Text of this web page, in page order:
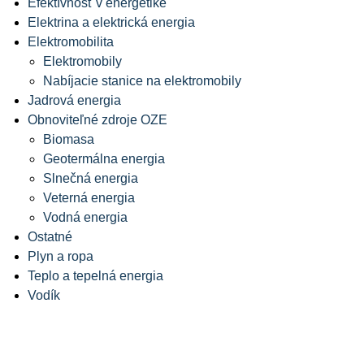
Elektrina a elektrická energia
Elektromobilita
Elektromobily
Nabíjacie stanice na elektromobily
Jadrová energia
Obnoviteľné zdroje OZE
Biomasa
Geotermálna energia
Slnečná energia
Veterná energia
Vodná energia
Ostatné
Plyn a ropa
Teplo a tepelná energia
Vodík